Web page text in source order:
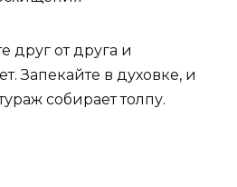
друг от друга и
Запекайте в духовке, и
собирает толпу.